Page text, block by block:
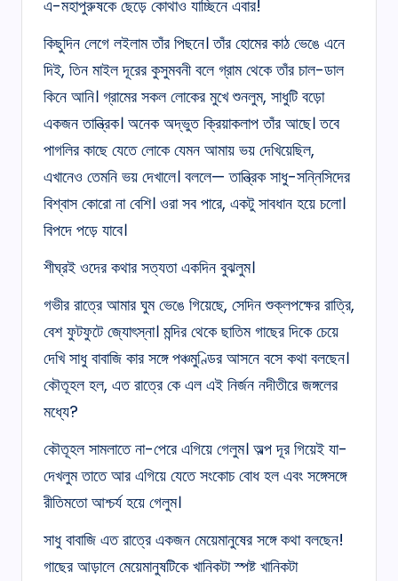
এ-মহাপুরুষকে ছেড়ে কোথাও যাচ্ছিনে এবার!
কিছুদিন লেগে লইলাম তাঁর পিছনে। তাঁর হোমের কাঠ ভেঙে এনে
দিই, তিন মাইল দূরের কুসুমবনী বলে গ্রাম থেকে তাঁর চাল-ডাল
কিনে আনি। গ্রামের সকল লোকের মুখে শুনলুম, সাধুটি বড়ো
একজন তান্ত্রিক। অনেক অদ্ভুত ক্রিয়াকলাপ তাঁর আছে। তবে
পাগলির কাছে যেতে লোকে যেমন আমায় ভয় দেখিয়েছিল,
এখানেও তেমনি ভয় দেখালে। বললে— তান্ত্রিক সাধু-সন্নিসিদের
বিশ্বাস কোরো না বেশি। ওরা সব পারে, একটু সাবধান হয়ে চলো।
বিপদে পড়ে যাবে।
শীঘ্রই ওদের কথার সত্যতা একদিন বুঝলুম।
গভীর রাত্রে আমার ঘুম ভেঙে গিয়েছে, সেদিন শুক্লপক্ষের রাত্রি,
বেশ ফুটফুটে জ্যোৎস্না। মন্দির থেকে ছাতিম গাছের দিকে চেয়ে
দেখি সাধু বাবাজি কার সঙ্গে পঞ্চমুণ্ডির আসনে বসে কথা বলছেন।
কৌতূহল হল, এত রাত্রে কে এল এই নির্জন নদীতীরে জঙ্গলের
মধ্যে?
কৌতূহল সামলাতে না-পেরে এগিয়ে গেলুম। অল্প দূর গিয়েই যা-
দেখলুম তাতে আর এগিয়ে যেতে সংকোচ বোধ হল এবং সঙ্গেসঙ্গে
রীতিমতো আশ্চর্য হয়ে গেলুম।
সাধু বাবাজি এত রাত্রে একজন মেয়েমানুষের সঙ্গে কথা বলছেন!
গাছের আড়ালে মেয়েমানুষটিকে খানিকটা স্পষ্ট খানিকটা